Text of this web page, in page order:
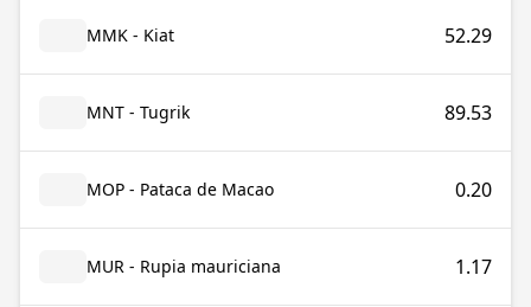
MMK - Kiat 52.29
MNT - Tugrik 89.53
MOP - Pataca de Macao 0.20
MUR - Rupia mauriciana 1.17